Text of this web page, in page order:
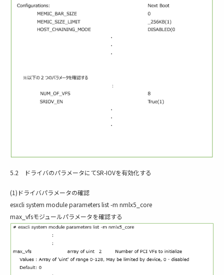
5.2 ドライバのパラメータにてSR-IOVを有効化する
(1)ドライバパラメータの確認
esxcli system module parameters list -m nmlx5_core
max_vfsモジュールパラメータを確認する